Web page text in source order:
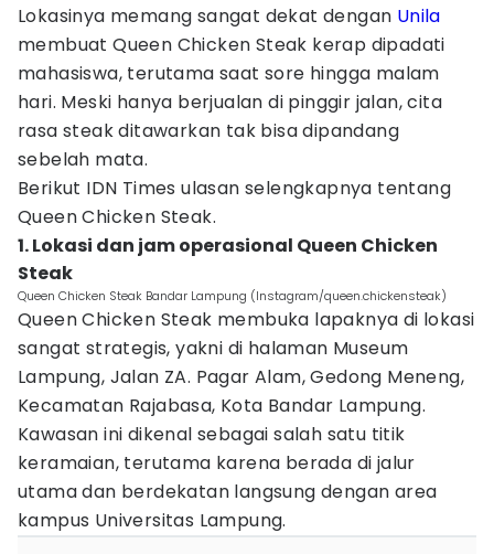
Lokasinya memang sangat dekat dengan Unila
membuat Queen Chicken Steak kerap dipadati
mahasiswa, terutama saat sore hingga malam
hari. Meski hanya berjualan di pinggir jalan, cita
rasa steak ditawarkan tak bisa dipandang
sebelah mata.
Berikut IDN Times ulasan selengkapnya tentang
Queen Chicken Steak.
1. Lokasi dan jam operasional Queen Chicken
Steak
Queen Chicken Steak Bandar Lampung (Instagram/queen.chickensteak)
Queen Chicken Steak membuka lapaknya di lokasi
sangat strategis, yakni di halaman Museum
Lampung, Jalan ZA. Pagar Alam, Gedong Meneng,
Kecamatan Rajabasa, Kota Bandar Lampung.
Kawasan ini dikenal sebagai salah satu titik
keramaian, terutama karena berada di jalur
utama dan berdekatan langsung dengan area
kampus Universitas Lampung.